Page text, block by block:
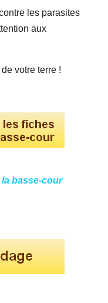
les parasites
aux
votre terre !
basse-cour